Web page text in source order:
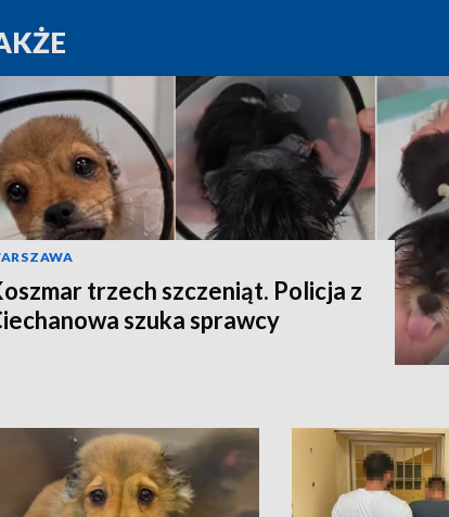
trzech szczeniąt. Policja z
szuka sprawcy